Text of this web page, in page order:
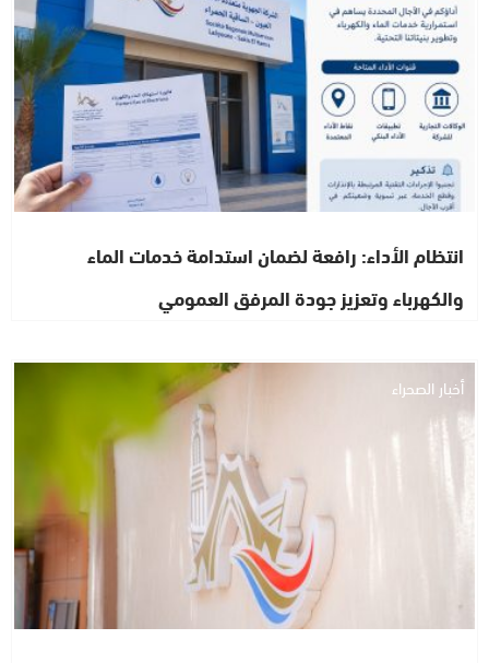
انتظام الأداء: رافعة لضمان استدامة خدمات الماء
والكهرباء وتعزيز جودة المرفق العمومي
أخبار الصحراء